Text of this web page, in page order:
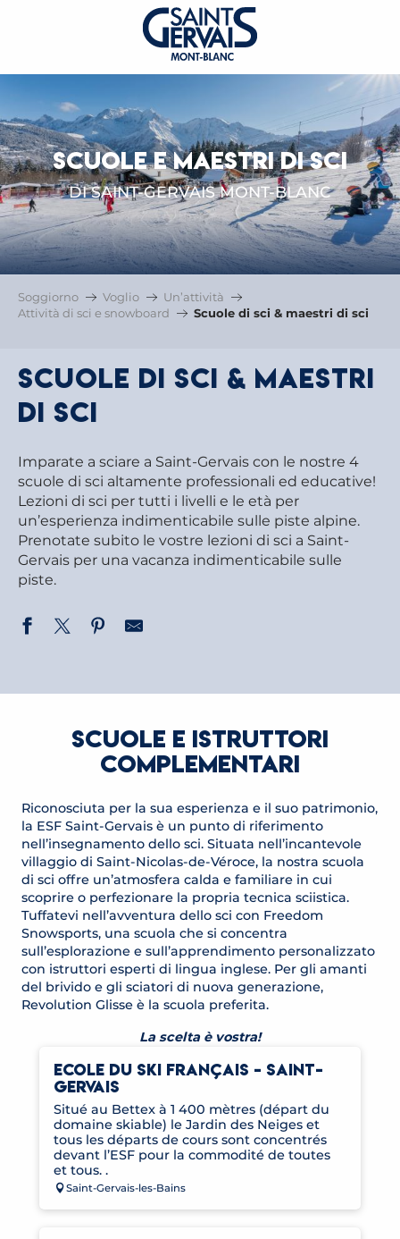
SCUOLE E MAESTRI DI SCI
DI SAINT-GERVAIS MONT-BLANC
Soggiorno Voglio
Un’attività
Attività di sci e snowboard
Scuole di sci & maestri di sci
Scuole di sci & maestri
di sci
Imparate a sciare a Saint-Gervais con le nostre 4
scuole di sci altamente professionali ed educative!
Lezioni di sci per tutti i livelli e le età per
un’esperienza indimenticabile sulle piste alpine.
Prenotate subito le vostre lezioni di sci a Saint-
Gervais per una vacanza indimenticabile sulle
piste.
SCUOLE E ISTRUTTORI
COMPLEMENTARI
Riconosciuta per la sua esperienza e il suo patrimonio,
la ESF Saint-Gervais è un punto di riferimento
nell’insegnamento dello sci. Situata nell’incantevole
villaggio di Saint-Nicolas-de-Véroce, la nostra scuola
di sci offre un’atmosfera calda e familiare in cui
scoprire o perfezionare la propria tecnica sciistica.
Tuffatevi nell’avventura dello sci con Freedom
Snowsports, una scuola che si concentra
sull’esplorazione e sull’apprendimento personalizzato
con istruttori esperti di lingua inglese. Per gli amanti
del brivido e gli sciatori di nuova generazione,
Revolution Glisse è la scuola preferita.
La scelta è vostra!
ECOLE DU SKI FRANÇAIS - SAINT-
GERVAIS
Situé au Bettex à 1 400 mètres (départ du
domaine skiable) le Jardin des Neiges et
tous les départs de cours sont concentrés
devant l’ESF pour la commodité de toutes
et tous. .
Saint-Gervais-les-Bains